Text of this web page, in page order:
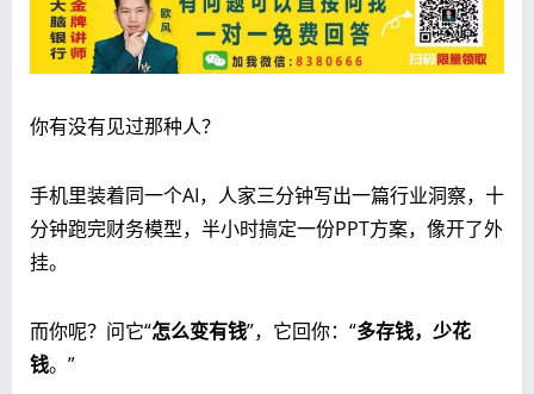
你有没有见过那种人？
手机里装着同一个AI，人家三分钟写出一篇行业洞察，十
分钟跑完财务模型，半小时搞定一份PPT方案，像开了外
挂。
而你呢？问它“怎么变有钱”，它回你：“多存钱，少花
钱。”